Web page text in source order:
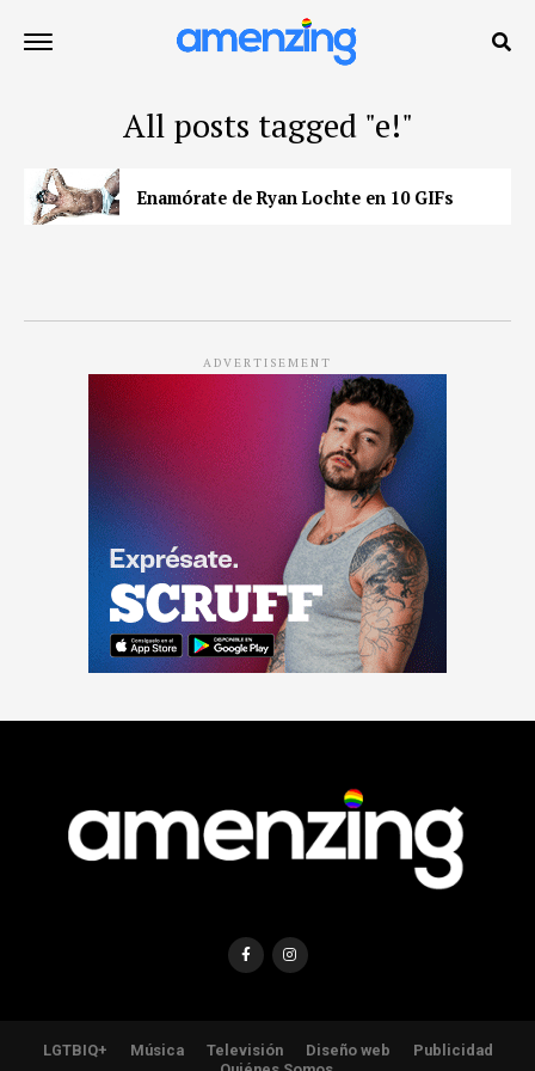
All posts tagged "e!"
Enamórate de Ryan Lochte en 10 GIFs
ADVERTISEMENT
LGTBIQ+ Música Televisión Diseño web
Publicidad